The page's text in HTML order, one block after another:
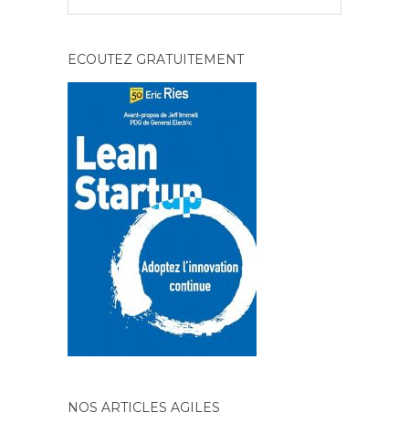
ECOUTEZ GRATUITEMENT
NOS ARTICLES AGILES